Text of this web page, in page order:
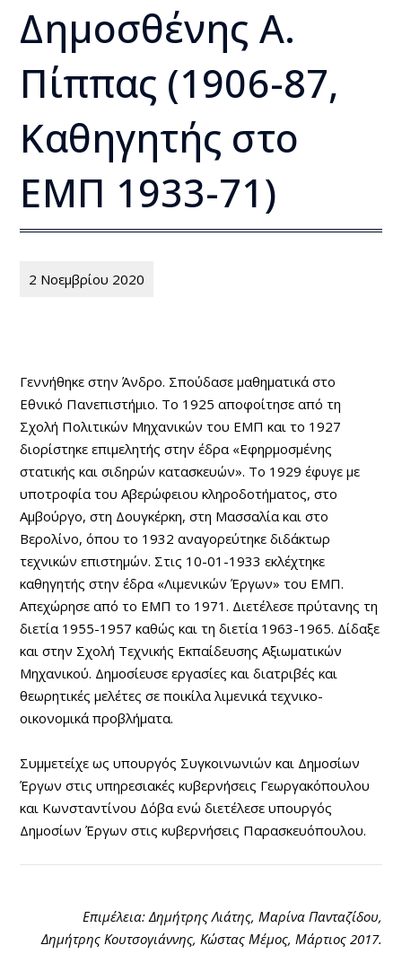
Δημοσθένης Α.
Πίππας (1906-87,
Καθηγητής στο
ΕΜΠ 1933-71)
2 Νοεμβρίου 2020
Γεννήθηκε στην Άνδρο. Σπούδασε μαθηματικά στο
Εθνικό Πανεπιστήμιο. Το 1925 αποφοίτησε από τη
Σχολή Πολιτικών Μηχανικών του ΕΜΠ και το 1927
διορίστηκε επιμελητής στην έδρα «Εφηρμοσμένης
στατικής και σιδηρών κατασκευών». Το 1929 έφυγε με
υποτροφία του Αβερώφειου κληροδοτήματος, στο
Αμβούργο, στη Δουγκέρκη, στη Μασσαλία και στο
Βερολίνο, όπου το 1932 αναγορεύτηκε διδάκτωρ
τεχνικών επιστημών. Στις 10-01-1933 εκλέχτηκε
καθηγητής στην έδρα «Λιμενικών Έργων» του ΕΜΠ.
Απεχώρησε από το ΕΜΠ το 1971. Διετέλεσε πρύτανης τη
διετία 1955-1957 καθώς και τη διετία 1963-1965. Δίδαξε
και στην Σχολή Τεχνικής Εκπαίδευσης Αξιωματικών
Μηχανικού. Δημοσίευσε εργασίες και διατριβές και
θεωρητικές μελέτες σε ποικίλα λιμενικά τεχνικο-
οικονομικά προβλήματα.
Συμμετείχε ως υπουργός Συγκοινωνιών και Δημοσίων
Έργων στις υπηρεσιακές κυβερνήσεις Γεωργακόπουλου
και Κωνσταντίνου Δόβα ενώ διετέλεσε υπουργός
Δημοσίων Έργων στις κυβερνήσεις Παρασκευόπουλου.
Επιμέλεια: Δημήτρης Λιάτης, Μαρίνα Πανταζίδου,
Δημήτρης Κουτσογιάννης, Κώστας Μέμος, Μάρτιος 2017.